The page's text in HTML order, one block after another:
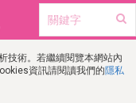
技術。若繼續閱覽本網站內
資訊請閱讀我們的隱私